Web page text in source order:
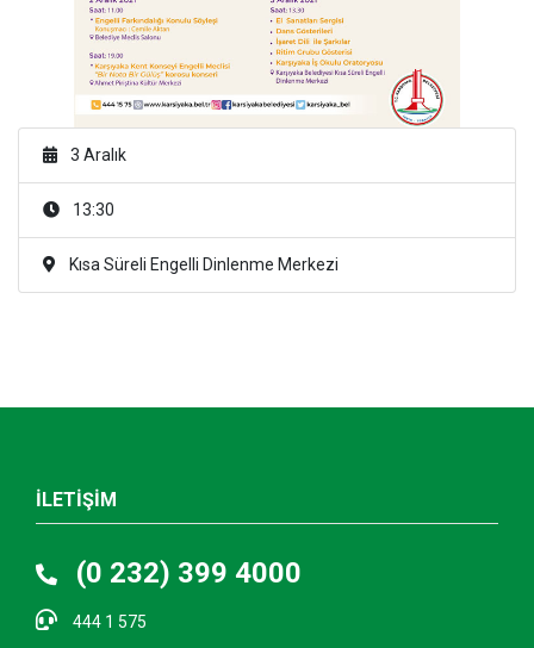
3 Aralık
13:30
Kısa Süreli Engelli Dinlenme Merkezi
İLETİŞİM
(0 232) 399 4000
444 1 575